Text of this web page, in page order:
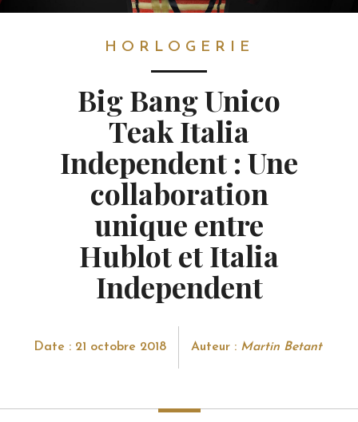
HORLOGERIE
Big Bang Unico
Teak Italia
Independent : Une
collaboration
unique entre
Hublot et Italia
Independent
Date : 21 octobre 2018 Auteur : Martin Betant